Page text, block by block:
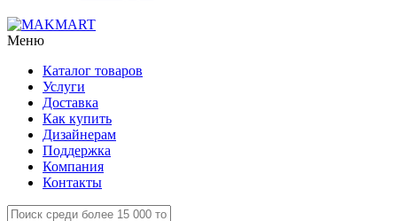
Меню
Каталог товаров
Услуги
Доставка
Как купить
Дизайнерам
Поддержка
Компания
Контакты